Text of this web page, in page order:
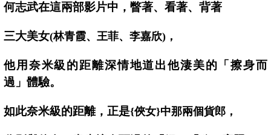
何志武在這兩部影片中，瞥著、看著、背著
三大美女(林青霞、王菲、李嘉欣)，
他用奈米級的距離深情地道出他淒美的「擦身而
過」體驗。
如此奈米級的距離，正是{俠女}中那兩個貨郎，